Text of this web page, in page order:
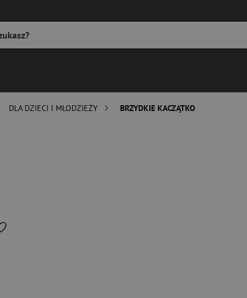
DLA DZIECI I MŁODZIEŻY BRZYDKIE KACZĄTKO